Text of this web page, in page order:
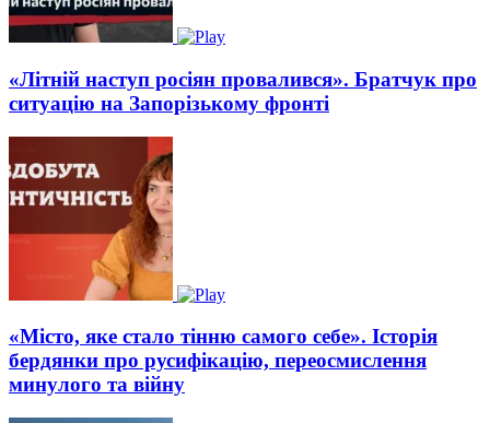
«Літній наступ росіян провалився». Братчук про
ситуацію на Запорізькому фронті
«Місто, яке стало тінню самого себе». Історія
бердянки про русифікацію, переосмислення
минулого та війну